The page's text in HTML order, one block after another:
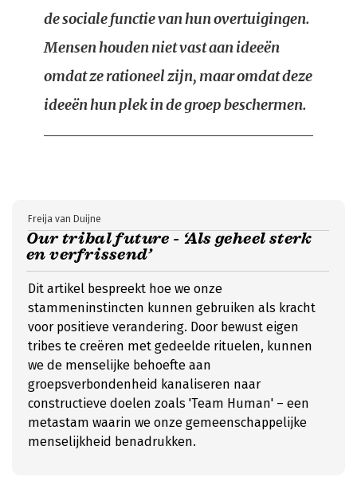
de sociale functie van hun overtuigingen.
Mensen houden niet vast aan ideeën
omdat ze rationeel zijn, maar omdat deze
ideeën hun plek in de groep beschermen.
Our tribal future - ‘Als geheel sterk
en verfrissend’
Freija van Duijne
Dit artikel bespreekt hoe we onze
stammeninstincten kunnen gebruiken als kracht
voor positieve verandering. Door bewust eigen
tribes te creëren met gedeelde rituelen, kunnen
we de menselijke behoefte aan
groepsverbondenheid kanaliseren naar
constructieve doelen zoals 'Team Human' – een
metastam waarin we onze gemeenschappelijke
menselijkheid benadrukken.